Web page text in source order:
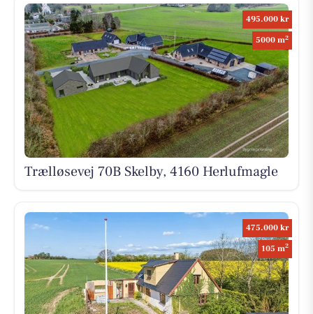
495.000 kr
5000 m2
Trælløsevej 70B Skelby, 4160 Herlufmagle
475.000 kr
105 m2